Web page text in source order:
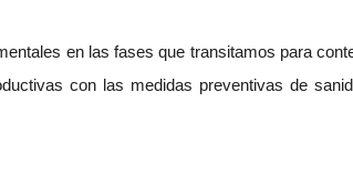
en las fases que transitamos para
con las medidas preventivas de